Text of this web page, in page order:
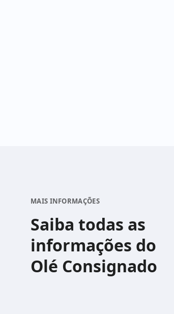
MAIS INFORMAÇÕES
Saiba todas as
informações do
Olé Consignado